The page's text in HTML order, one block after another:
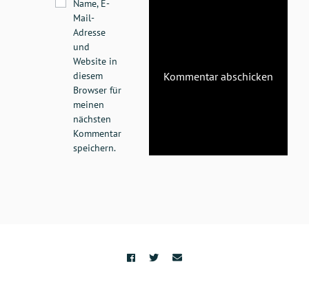
Name, E-
Mail-
Adresse
und
Website in
diesem
Browser für
meinen
nächsten
Kommentar
speichern.